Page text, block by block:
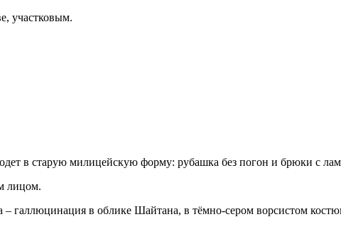
участковым.
в старую милицейскую форму: рубашка без погон и брюки с
лицом.
галлюцинация в облике Шайтана, в тёмно-сером ворсистом